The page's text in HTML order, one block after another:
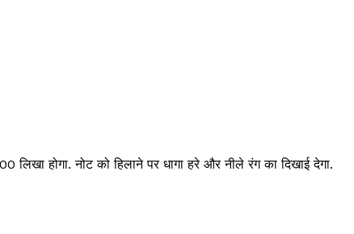
होगा. नोट को हिलाने पर धागा हरे और नीले रंग का दिखाई देगा.